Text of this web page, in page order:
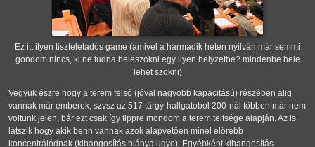
Ez itt ilyen tiszteletadós game (amivel a harmadik héten nyilván már semmi
gondom nincs, ki ne tudna beleszokni egy ilyen helyzetbe? mindenbe bele
lehet szokni)
Vegyük észre hogy a terem felső (jóval nagyobb kapacitású) részében alig
vannak már emberek, szvsz az 517 tárgy-hallgatóból 200-nál többen már nem
voltunk jelen, bár ezt csak így tippre mondom a terem teltsége alapján. Az is
látszik hogy akik benn vannak azok alapvetően minél előrébb
koncentrálódnak (kihangosítás hiánya ugye). Egyébként kihangosítás